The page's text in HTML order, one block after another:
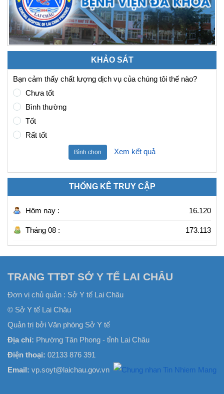
KHẢO SÁT
Bạn cảm thấy chất lượng dịch vụ của chúng tôi thế nào?
Chưa tốt
Bình thường
Tốt
Rất tốt
Bình chọn Xem kết quả
THỐNG KÊ TRUY CẬP
Hôm nay : 16.120
Tháng 08 : 173.113
TRANG TTĐT SỞ Y TẾ LAI CHÂU
Đơn vị chủ quản : Sở Y tế Lai Châu
© Sở Y tế Lai Châu
Quản trị bởi Văn phòng Sở Y tế
Địa chỉ: Phường Tân Phong - tỉnh Lai Châu
Điện thoại: 02133 876 391
Email: vp.soyt@laichau.gov.vn